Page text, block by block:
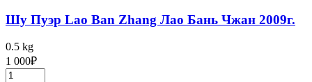
Шу Пуэр Lao Ban Zhang Лао Бань Чжан 2009г.
0.5 kg
1 000₽